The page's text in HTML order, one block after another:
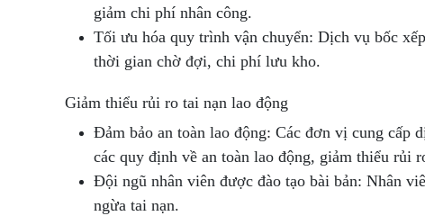
giảm chi phí nhân công.
Tối ưu hóa quy trình vận chuyển: Dịch vụ bốc
thời gian chờ đợi, chi phí lưu kho.
Giảm thiểu rủi ro tai nạn lao động
Đảm bảo an toàn lao động: Các đơn vị cung cấp
các quy định về an toàn lao động, giảm thiểu rủi
Đội ngũ nhân viên được đào tạo bài bản: Nhân
ngừa tai nạn.